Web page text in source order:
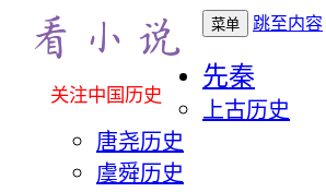
关注中国历史
菜单 跳至内容
先秦
上古历史
唐尧历史
虞舜历史